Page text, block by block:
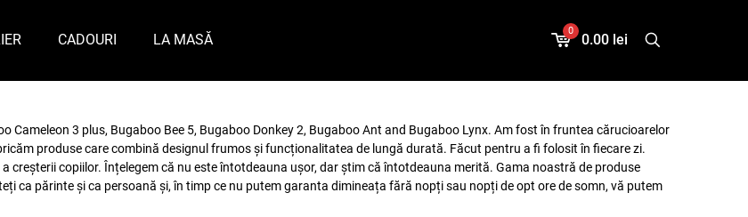
CADOURI LA MASĂ
0
0.00 lei
Cameleon 3 plus, Bugaboo Bee 5, Bugaboo Donkey 2, Bugaboo Ant and Bugaboo Lynx. Am fost în fruntea cărucioarelor
produse care combină designul frumos și funcționalitatea de lungă durată. Făcut pentru a fi folosit în fiecare zi.
creșterii copiilor. Înțelegem că nu este întotdeauna ușor, dar știm că întotdeauna merită. Gama noastră de produse
ca părinte și ca persoană și, în timp ce nu putem garanta dimineața fără nopți sau nopți de opt ore de somn, vă putem